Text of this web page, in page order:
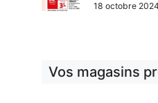
18 octobre 2024
Vos magasins